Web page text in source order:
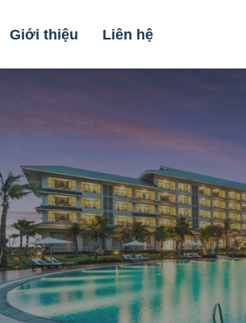
Giới thiệu Liên hệ